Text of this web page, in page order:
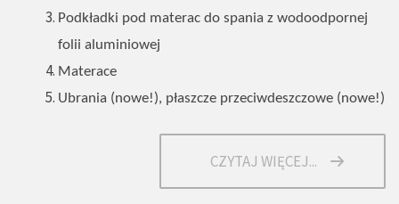
Podkładki pod materac do spania z wodoodpornej
folii aluminiowej
Materace
Ubrania (nowe!), płaszcze przeciwdeszczowe (nowe!)
CZYTAJ WIĘCEJ...